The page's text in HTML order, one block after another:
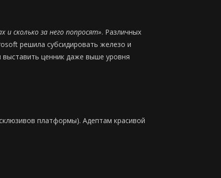
и сколько за него попросят». Различных
решила субсидировать железо и
ценник даже выше уровня
платформы). Адептам красивой